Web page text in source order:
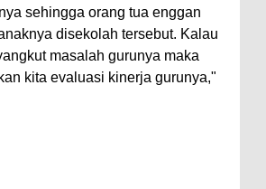
sehingga orang tua enggan
disekolah tersebut. Kalau
masalah gurunya maka
kita evaluasi kinerja gurunya,"